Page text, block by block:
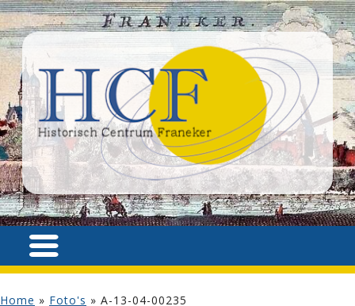
Home » Foto's » A-13-04-00235